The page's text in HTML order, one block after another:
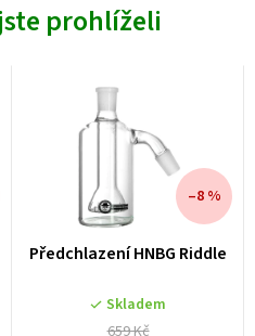
prohlíželi
Předchlazení HNBG Riddle
Skladem
659 Kč
–8 %